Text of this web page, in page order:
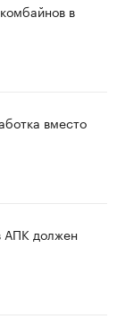
в
вместо
АПК должен